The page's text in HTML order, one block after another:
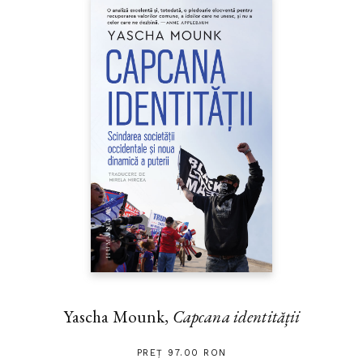
Yascha Mounk, Capcana identității
PREȚ 97.00 RON